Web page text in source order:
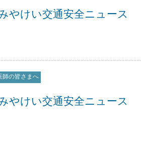
やけい交通安全ニュース
師の皆さまへ
やけい交通安全ニュース